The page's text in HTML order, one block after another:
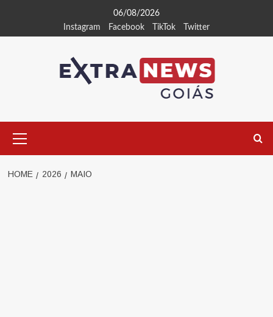
06/08/2026
Instagram
Facebook TikTok Twitter
Menu
HOME 2026 MAIO